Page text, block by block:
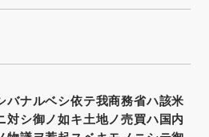
バナルベシ依テ我商務省ハ該米
対シ御ノ如キ土地ノ売買ハ国内